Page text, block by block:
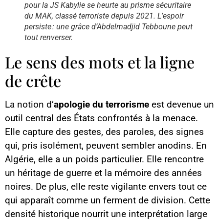
pour la JS Kabylie se heurte au prisme sécuritaire
du MAK, classé terroriste depuis 2021. L’espoir
persiste : une grâce d’Abdelmadjid Tebboune peut
tout renverser.
Le sens des mots et la ligne
de crête
La notion d’apologie du terrorisme est devenue un
outil central des États confrontés à la menace.
Elle capture des gestes, des paroles, des signes
qui, pris isolément, peuvent sembler anodins. En
Algérie, elle a un poids particulier. Elle rencontre
un héritage de guerre et la mémoire des années
noires. De plus, elle reste vigilante envers tout ce
qui apparaît comme un ferment de division. Cette
densité historique nourrit une interprétation large